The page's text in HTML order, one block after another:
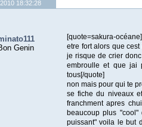
18:32:28
Genin
[quote=sakura-
etre fort alors que
je risque de crier
embroulle et que jai
tous[/quote]
non mais pour qui te
se fiche du niveaux
franchment apres
beaucoup plus
puissant" voila le but